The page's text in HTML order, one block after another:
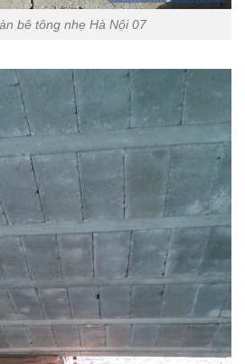
bê tông nhẹ Hà Nội 07